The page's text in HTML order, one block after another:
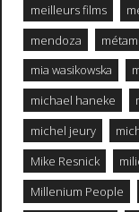
meilleurs films
mendoza
mia wasikowska
michael haneke
michel jeury
Mike Resnick
Millenium People